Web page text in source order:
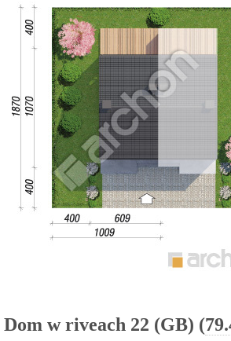
Dom w riveach 22 (GB) (